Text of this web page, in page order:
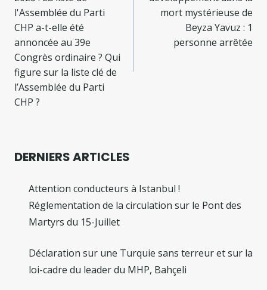
l’article
l'Assemblée du Parti
CHP a-t-elle été
annoncée au 39e
Congrès ordinaire ? Qui
figure sur la liste clé de
l’Assemblée du Parti
CHP ?
mort mystérieuse de
Beyza Yavuz : 1
personne arrêtée
DERNIERS ARTICLES
Attention conducteurs à Istanbul !
Réglementation de la circulation sur le Pont des
Martyrs du 15-Juillet
Déclaration sur une Turquie sans terreur et sur la
loi-cadre du leader du MHP, Bahçeli